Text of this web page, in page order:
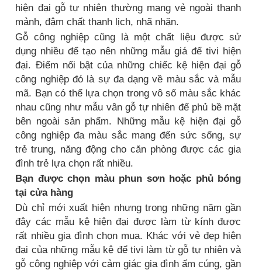
hiện đại gỗ tự nhiên thường mang vẻ ngoài thanh
mảnh, đậm chất thanh lịch, nhã nhặn.
Gỗ công nghiệp cũng là một chất liệu được sử
dụng nhiều để tạo nên những mẫu giá để tivi hiện
đại. Điểm nổi bật của những chiếc kệ hiện đại gỗ
công nghiệp đó là sự đa dạng về màu sắc và mẫu
mã. Bạn có thể lựa chọn trong vô số màu sắc khác
nhau cũng như mẫu vân gỗ tự nhiên để phủ bề mặt
bên ngoài sản phẩm. Những mẫu kệ hiện đại gỗ
công nghiệp đa màu sắc mang đến sức sống, sự
trẻ trung, năng động cho căn phòng được các gia
đình trẻ lựa chọn rất nhiều.
Bạn được chọn màu phun sơn hoặc phủ bóng
tại cửa hàng
Dù chỉ mới xuất hiện nhưng trong những năm gần
đây các mẫu kệ hiện đại được làm từ kính được
rất nhiều gia đình chọn mua. Khác với vẻ đẹp hiện
đại của những mẫu kệ để tivi làm từ gỗ tự nhiên và
gỗ công nghiệp với cảm giác gia đình ấm cúng, gần